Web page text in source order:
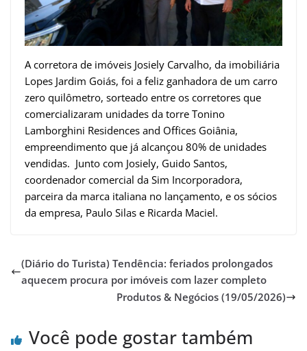
A corretora de imóveis Josiely Carvalho, da imobiliária
Lopes Jardim Goiás, foi a feliz ganhadora de um carro
zero quilômetro, sorteado entre os corretores que
comercializaram unidades da torre Tonino
Lamborghini Residences and Offices Goiânia,
empreendimento que já alcançou 80% de unidades
vendidas. Junto com Josiely, Guido Santos,
coordenador comercial da Sim Incorporadora,
parceira da marca italiana no lançamento, e os sócios
da empresa, Paulo Silas e Ricarda Maciel.
(Diário do Turista) Tendência: feriados prolongados
aquecem procura por imóveis com lazer completo
Produtos & Negócios (19/05/2026)
Você pode gostar também